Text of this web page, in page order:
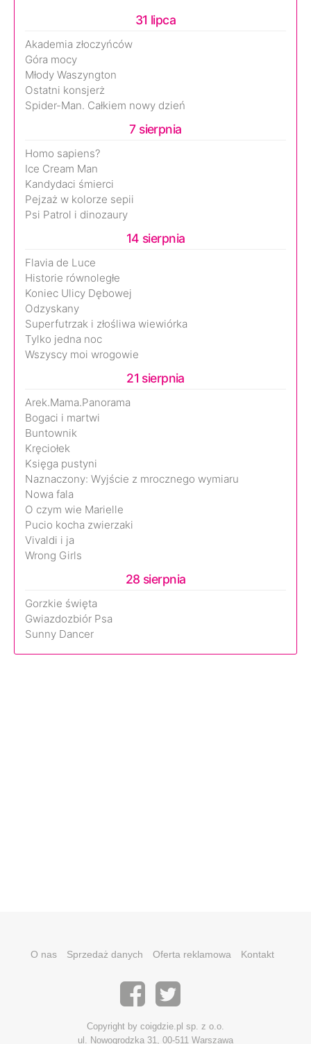
31 lipca
Akademia złoczyńców
Góra mocy
Młody Waszyngton
Ostatni konsjerż
Spider-Man. Całkiem nowy dzień
7 sierpnia
Homo sapiens?
Ice Cream Man
Kandydaci śmierci
Pejzaż w kolorze sepii
Psi Patrol i dinozaury
14 sierpnia
Flavia de Luce
Historie równoległe
Koniec Ulicy Dębowej
Odzyskany
Superfutrzak i złośliwa wiewiórka
Tylko jedna noc
Wszyscy moi wrogowie
21 sierpnia
Arek.Mama.Panorama
Bogaci i martwi
Buntownik
Kręciołek
Księga pustyni
Naznaczony: Wyjście z mrocznego wymiaru
Nowa fala
O czym wie Marielle
Pucio kocha zwierzaki
Vivaldi i ja
Wrong Girls
28 sierpnia
Gorzkie święta
Gwiazdozbiór Psa
Sunny Dancer
O nas Sprzedaż danych Oferta reklamowa Kontakt
Copyright by coigdzie.pl sp. z o.o.
ul. Nowogrodzka 31, 00-511 Warszawa